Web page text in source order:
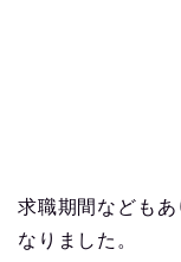
求職期間なども
なりました。